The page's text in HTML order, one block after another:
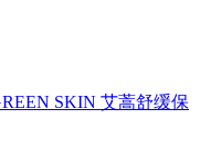
SKIN 艾蒿舒缓保